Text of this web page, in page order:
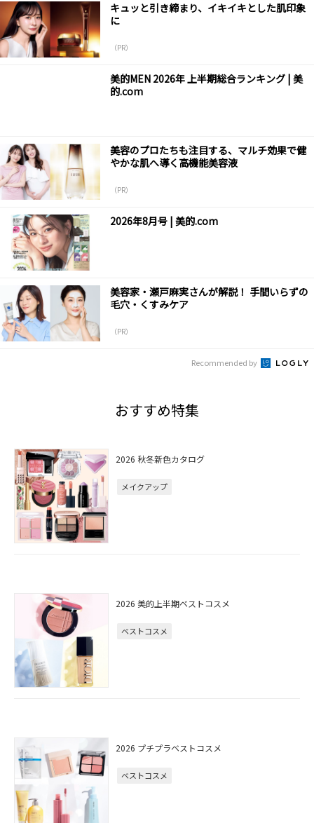
キュッと引き締まり、イキイキとした肌印象
に
（PR）
美的MEN 2026年 上半期総合ランキング | 美
的.com
美容のプロたちも注目する、マルチ効果で健
やかな肌へ導く高機能美容液
（PR）
2026年8月号 | 美的.com
美容家・瀬戸麻実さんが解説！ 手間いらずの
毛穴・くすみケア
（PR）
Recommended by
おすすめ特集
2026 秋冬新色カタログ
メイクアップ
2026 美的上半期ベストコスメ
ベストコスメ
2026 プチプラベストコスメ
ベストコスメ